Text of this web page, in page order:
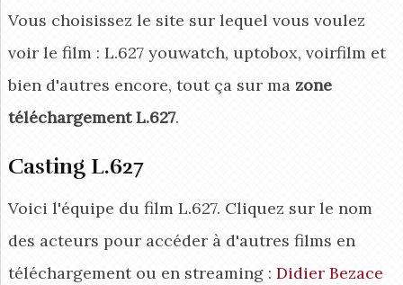
Vous choisissez le site sur lequel vous voulez
voir le film : L.627 youwatch, uptobox, voirfilm et
bien d'autres encore, tout ça sur ma zone
téléchargement L.627.
Casting L.627
Voici l'équipe du film L.627. Cliquez sur le nom
des acteurs pour accéder à d'autres films en
téléchargement ou en streaming : Didier Bezace